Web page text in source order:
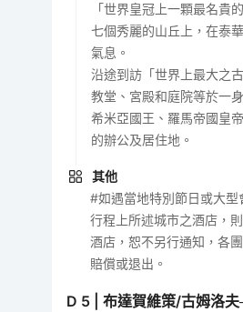
「世界皇冠上一顆最名貴
七個秀麗的山丘上，在泰
氣息。
沿途到訪「世界上最大之
教堂、宮殿和庭院等於一
希米亞國王、羅馬帝國皇
的辦公及居住地。
其他
#如遇當地特別節日或大
行程上所述城市之酒店，
酒店，恕不另行通知，各
賠償或退出。
D 5 |布達賀維策/古姆洛